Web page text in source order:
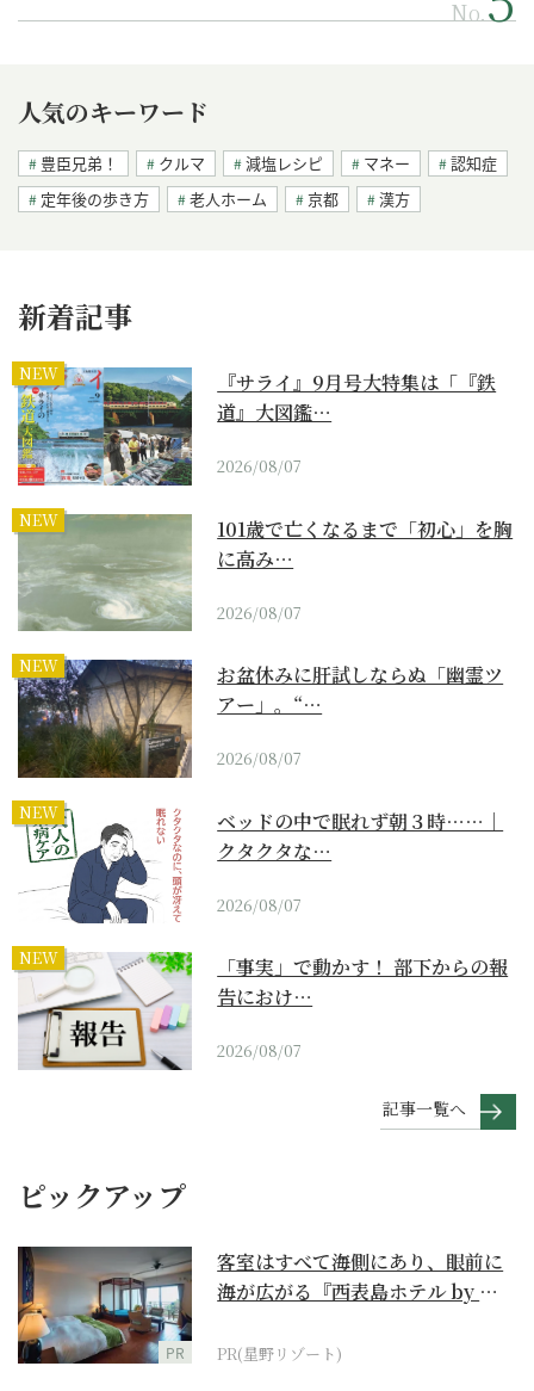
No.
人気のキーワード
豊臣兄弟！ クルマ 減塩レシピ マネー
認知症
定年後の歩き方
老人ホーム 京都 漢方
新着記事
NEW
『サライ』9月号大特集は「『鉄
道』大図鑑…
2026/08/07
NEW
101歳で亡くなるまで「初心」を胸
に高み…
2026/08/07
NEW
お盆休みに肝試しならぬ「幽霊ツ
アー」。“…
2026/08/07
NEW
ベッドの中で眠れず朝３時……｜
クタクタな…
2026/08/07
NEW
「事実」で動かす！ 部下からの報
告におけ…
2026/08/07
記事一覧へ
ピックアップ
PR
客室はすべて海側にあり、眼前に
海が広がる『西表島ホテル by 星
PR(星野リゾート)